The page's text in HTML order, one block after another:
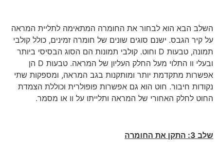
השלב הבא הוא לבחור את החומרה המתאימה לתליית המראה
על קיר הגבס. ישנם סוגים שונים של חומרה זמינים, כולל קולבי
תמונה, טבעות D וחוט. קולבי תמונות הם הסוג הבסיסי ביותר
ובעלי וו התלוי מעל החלק העליון של המראה. טבעות D הן
אפשרות מתקדמת יותר ומותקנות בגב המראה, ומספקות שתי
נקודות חיבור. חוט הוא גם אפשרות פופולרית וכוללת הצמדת
החוט לחלק האחורי של המראה ותלייתו על וו או מסמר.
שלב 3: התקן את החומרה